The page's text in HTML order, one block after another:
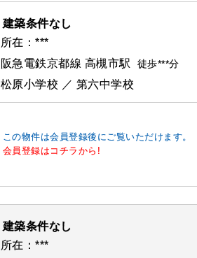
建築条件なし
所在：***
阪急電鉄京都線 高槻市駅
徒歩***分
松原小学校 ／ 第六中学校
この物件は会員登録後にご覧いただけます。
会員登録はコチラから!
建築条件なし
所在：***